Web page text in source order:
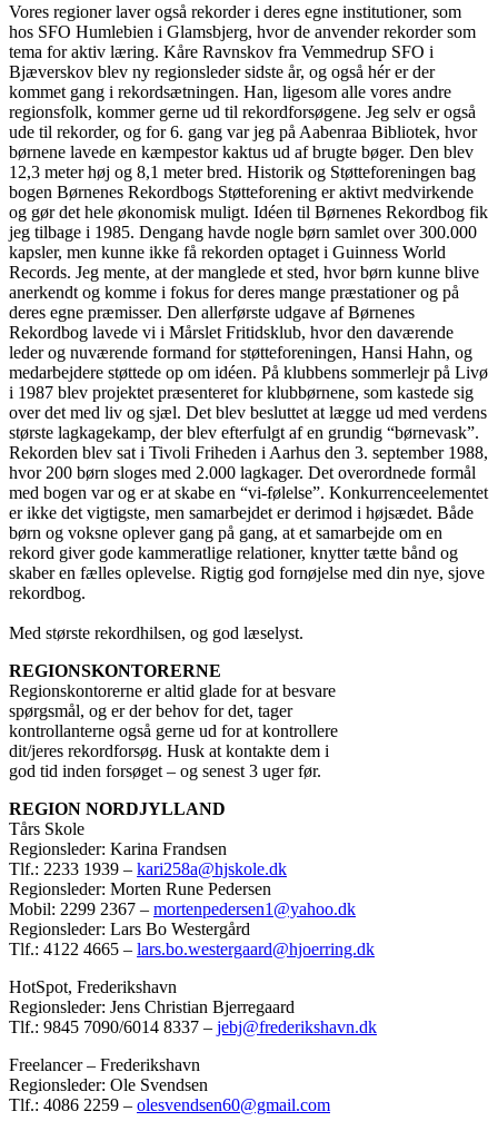
Vores regioner laver også rekorder i deres egne institutioner, som
hos SFO Humlebien i Glamsbjerg, hvor de anvender rekorder som
tema for aktiv læring. Kåre Ravnskov fra Vemmedrup SFO i
Bjæverskov blev ny regionsleder sidste år, og også hér er der
kommet gang i rekordsætningen. Han, ligesom alle vores andre
regionsfolk, kommer gerne ud til rekordforsøgene. Jeg selv er også
ude til rekorder, og for 6. gang var jeg på Aabenraa Bibliotek, hvor
børnene lavede en kæmpestor kaktus ud af brugte bøger. Den blev
12,3 meter høj og 8,1 meter bred. Historik og Støtteforeningen bag
bogen Børnenes Rekordbogs Støtteforening er aktivt medvirkende
og gør det hele økonomisk muligt. Idéen til Børnenes Rekordbog fik
jeg tilbage i 1985. Dengang havde nogle børn samlet over 300.000
kapsler, men kunne ikke få rekorden optaget i Guinness World
Records. Jeg mente, at der manglede et sted, hvor børn kunne blive
anerkendt og komme i fokus for deres mange præstationer og på
deres egne præmisser. Den allerførste udgave af Børnenes
Rekordbog lavede vi i Mårslet Fritidsklub, hvor den daværende
leder og nuværende formand for støtteforeningen, Hansi Hahn, og
medarbejdere støttede op om idéen. På klubbens sommerlejr på Livø
i 1987 blev projektet præsenteret for klubbørnene, som kastede sig
over det med liv og sjæl. Det blev besluttet at lægge ud med verdens
største lagkagekamp, der blev efterfulgt af en grundig “børnevask”.
Rekorden blev sat i Tivoli Friheden i Aarhus den 3. september 1988,
hvor 200 børn sloges med 2.000 lagkager. Det overordnede formål
med bogen var og er at skabe en “vi-følelse”. Konkurrenceelementet
er ikke det vigtigste, men samarbejdet er derimod i højsædet. Både
børn og voksne oplever gang på gang, at et samarbejde om en
rekord giver gode kammeratlige relationer, knytter tætte bånd og
skaber en fælles oplevelse. Rigtig god fornøjelse med din nye, sjove
rekordbog.
Med største rekordhilsen, og god læselyst.
REGIONSKONTORERNE
Regionskontorerne er altid glade for at besvare
spørgsmål, og er der behov for det, tager
kontrollanterne også gerne ud for at kontrollere
dit/jeres rekordforsøg. Husk at kontakte dem i
god tid inden forsøget – og senest 3 uger før.
REGION NORDJYLLAND
Tårs Skole
Regionsleder: Karina Frandsen
Tlf.: 2233 1939 – kari258a@hjskole.dk
Regionsleder: Morten Rune Pedersen
Mobil: 2299 2367 – mortenpedersen1@yahoo.dk
Regionsleder: Lars Bo Westergård
Tlf.: 4122 4665 – lars.bo.westergaard@hjoerring.dk
HotSpot, Frederikshavn
Regionsleder: Jens Christian Bjerregaard
Tlf.: 9845 7090/6014 8337 – jebj@frederikshavn.dk
Freelancer – Frederikshavn
Regionsleder: Ole Svendsen
Tlf.: 4086 2259 – olesvendsen60@gmail.com